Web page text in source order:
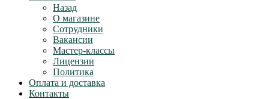
Назад
О магазине
Сотрудники
Вакансии
Мастер-классы
Лицензии
Политика
Оплата и доставка
Контакты